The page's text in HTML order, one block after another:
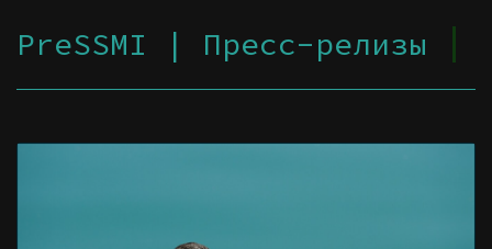
PreSSMI | Пресс-релизы